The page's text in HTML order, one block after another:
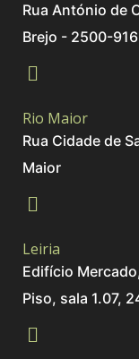
Rua António de
Brejo - 2500-
Rio Maior
Rua Cidade de
Maior
Leiria
Edifício
Piso, sala 1.07,